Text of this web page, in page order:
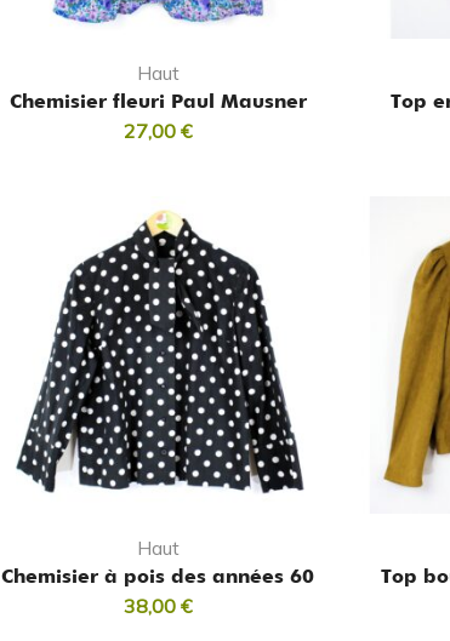
Haut
Chemisier fleuri Paul Mausner
27,00€
Top
Haut
Chemisier à pois des années 60
38,00€
Top